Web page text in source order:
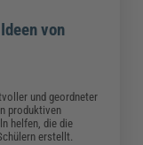
von
und geordneter
produktiven
helfen, die die
erstellt.